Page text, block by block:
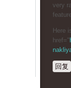
very
Here
href="
回复